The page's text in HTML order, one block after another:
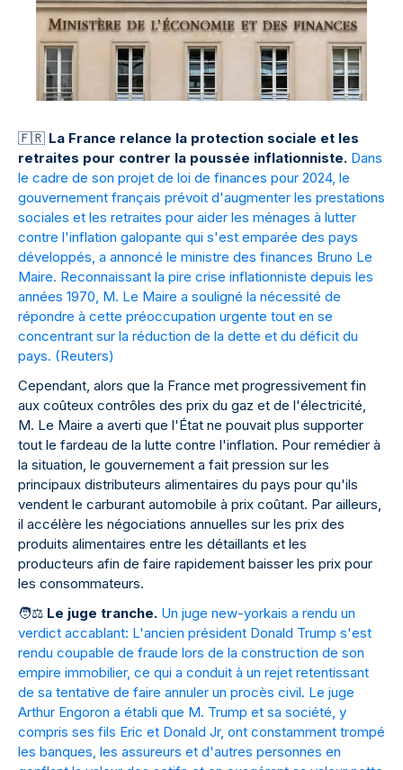
🇫🇷 La France relance la protection sociale et les
retraites pour contrer la poussée inflationniste. Dans
le cadre de son projet de loi de finances pour 2024, le
gouvernement français prévoit d'augmenter les prestations
sociales et les retraites pour aider les ménages à lutter
contre l'inflation galopante qui s'est emparée des pays
développés, a annoncé le ministre des finances Bruno Le
Maire. Reconnaissant la pire crise inflationniste depuis les
années 1970, M. Le Maire a souligné la nécessité de
répondre à cette préoccupation urgente tout en se
concentrant sur la réduction de la dette et du déficit du
pays. (Reuters)
Cependant, alors que la France met progressivement fin
aux coûteux contrôles des prix du gaz et de l'électricité,
M. Le Maire a averti que l'État ne pouvait plus supporter
tout le fardeau de la lutte contre l'inflation. Pour remédier à
la situation, le gouvernement a fait pression sur les
principaux distributeurs alimentaires du pays pour qu'ils
vendent le carburant automobile à prix coûtant. Par ailleurs,
il accélère les négociations annuelles sur les prix des
produits alimentaires entre les détaillants et les
producteurs afin de faire rapidement baisser les prix pour
les consommateurs.
🧑⚖ Le juge tranche. Un juge new-yorkais a rendu un
verdict accablant: L'ancien président Donald Trump s'est
rendu coupable de fraude lors de la construction de son
empire immobilier, ce qui a conduit à un rejet retentissant
de sa tentative de faire annuler un procès civil. Le juge
Arthur Engoron a établi que M. Trump et sa société, y
compris ses fils Eric et Donald Jr, ont constamment trompé
les banques, les assureurs et d'autres personnes en